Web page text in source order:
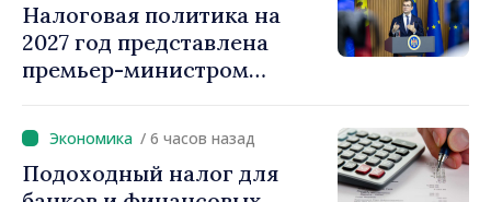
Налоговая политика на
2027 год представлена
премьер-министром
снижение налоговой
нагрузки на труд,
стимулирование
/ 6 часов назад
Подоходный налог для